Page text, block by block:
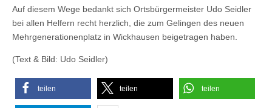
Auf diesem Wege bedankt sich Ortsbürgermeister Udo Seidler
bei allen Helfern recht herzlich, die zum Gelingen des neuen
Mehrgenerationenplatz in Wickhausen beigetragen haben.
(Text & Bild: Udo Seidler)
teilen teilen teilen